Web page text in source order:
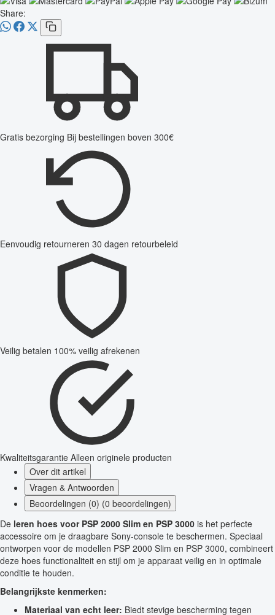
Share:
Gratis bezorging Bij bestellingen boven 300€
Eenvoudig retourneren 30 dagen retourbeleid
Veilig betalen 100% veilig afrekenen
Kwaliteitsgarantie Alleen originele producten
Over dit artikel
Vragen & Antwoorden
Beoordelingen (0) (0 beoordelingen)
De leren hoes voor PSP 2000 Slim en PSP 3000 is het perfecte
accessoire om je draagbare Sony-console te beschermen. Speciaal
ontworpen voor de modellen PSP 2000 Slim en PSP 3000, combineert
deze hoes functionaliteit en stijl om je apparaat veilig en in optimale
conditie te houden.
Belangrijkste kenmerken:
Materiaal van echt leer: Biedt stevige bescherming tegen